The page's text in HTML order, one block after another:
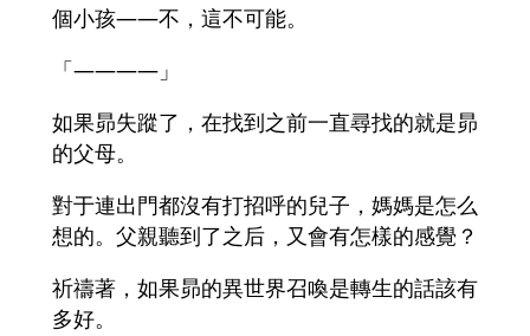
個小孩――不，這不可能。
「――――」
如果昴失蹤了，在找到之前一直尋找的就是昴
的父母。
對于連出門都沒有打招呼的兒子，媽媽是怎么
想的。父親聽到了之后，又會有怎樣的感覺？
祈禱著，如果昴的異世界召喚是轉生的話該有
多好。